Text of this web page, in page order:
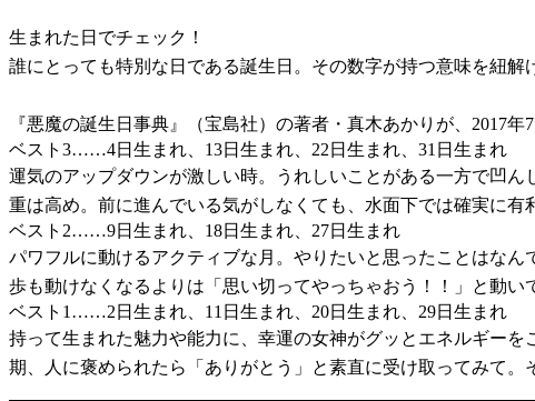
生まれた日でチェック！
誰にとっても特別な日である誕生日。その数字が持つ意味を紐
『悪魔の誕生日事典』（宝島社）の著者・真木あかりが、2017
ベスト3……4日生まれ、13日生まれ、22日生まれ、31日生まれ
運気のアップダウンが激しい時。うれしいことがある一方で凹
重は高め。前に進んでいる気がしなくても、水面下では確実に有
ベスト2……9日生まれ、18日生まれ、27日生まれ
パワフルに動けるアクティブな月。やりたいと思ったことはな
歩も動けなくなるよりは「思い切ってやっちゃおう！！」と動い
ベスト1……2日生まれ、11日生まれ、20日生まれ、29日生まれ
持って生まれた魅力や能力に、幸運の女神がグッとエネルギー
期、人に褒められたら「ありがとう」と素直に受け取ってみて